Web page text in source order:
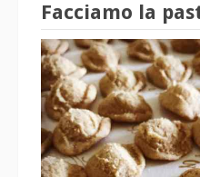
Facciamo la